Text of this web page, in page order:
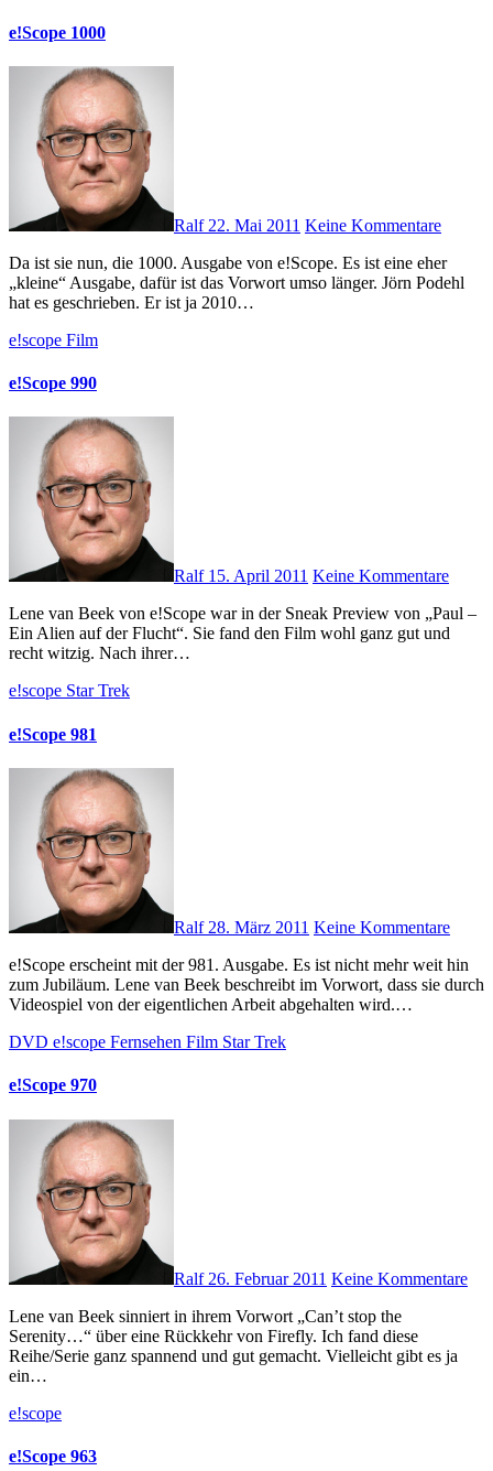
e!Scope 1000
Ralf 22. Mai 2011 Keine Kommentare
Da ist sie nun, die 1000. Ausgabe von e!Scope. Es ist eine eher
„kleine“ Ausgabe, dafür ist das Vorwort umso länger. Jörn Podehl
hat es geschrieben. Er ist ja 2010…
e!scope Film
e!Scope 990
Ralf 15. April 2011 Keine Kommentare
Lene van Beek von e!Scope war in der Sneak Preview von „Paul –
Ein Alien auf der Flucht“. Sie fand den Film wohl ganz gut und
recht witzig. Nach ihrer…
e!scope Star Trek
e!Scope 981
Ralf 28. März 2011 Keine Kommentare
e!Scope erscheint mit der 981. Ausgabe. Es ist nicht mehr weit hin
zum Jubiläum. Lene van Beek beschreibt im Vorwort, dass sie durch
Videospiel von der eigentlichen Arbeit abgehalten wird.…
DVD e!scope Fernsehen Film Star Trek
e!Scope 970
Ralf 26. Februar 2011 Keine Kommentare
Lene van Beek sinniert in ihrem Vorwort „Can’t stop the
Serenity…“ über eine Rückkehr von Firefly. Ich fand diese
Reihe/Serie ganz spannend und gut gemacht. Vielleicht gibt es ja
ein…
e!scope
e!Scope 963